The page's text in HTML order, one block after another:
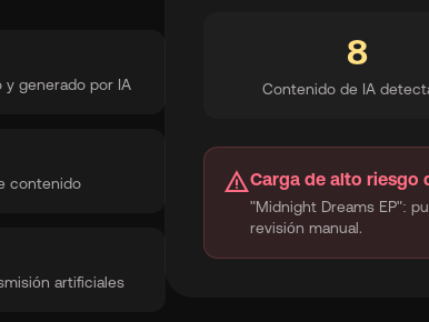
generado por IA
contenido
artificiales
8
Contenido de IA
warningCarga de alto riesgo
"Midnight Dreams EP":
revisión manual.